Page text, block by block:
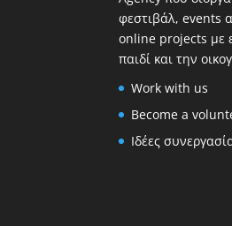
φεστιβάλ, events
online projects με
παιδί και την
Work with us
Become a
Ιδέες